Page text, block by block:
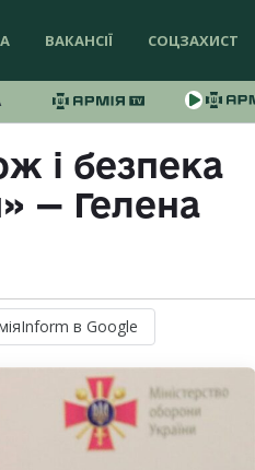
ВАКАНСІЇ СОЦЗАХИСТ
і безпека
— Гелена
в Google